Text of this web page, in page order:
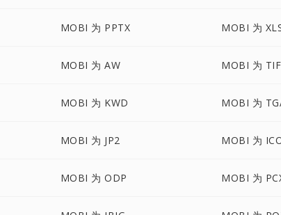
MOBI 为 PPTX MOBI 为
MOBI 为 AW MOBI 为
MOBI 为 KWD MOBI 为
MOBI 为 JP2 MOBI 为
MOBI 为 ODP MOBI 为